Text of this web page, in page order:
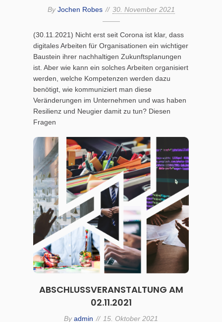
ByJochen Robes 30. November 2021
(30.11.2021) Nicht erst seit Corona ist klar, dass
digitales Arbeiten für Organisationen ein wichtiger
Baustein ihrer nachhaltigen Zukunftsplanungen
ist. Aber wie kann ein solches Arbeiten organisiert
werden, welche Kompetenzen werden dazu
benötigt, wie kommuniziert man diese
Veränderungen im Unternehmen und was haben
Resilienz und Neugier damit zu tun? Diesen
Fragen
ABSCHLUSSVERANSTALTUNG AM
02.11.2021
Byadmin 15. Oktober 2021